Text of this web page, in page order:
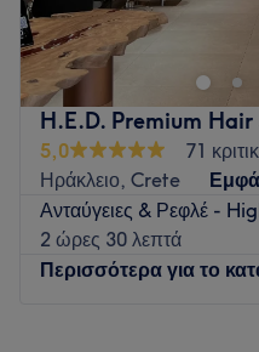
του Πειραιά και προσφέρει
ομορφιάς.
Go
H.E.D. Premium Hair
5,0
71
Ηράκλειο, Crete
Ανταύγειες & Ρεφλέ -
2 ώρες 30 λεπτά
Περισσότερα για το